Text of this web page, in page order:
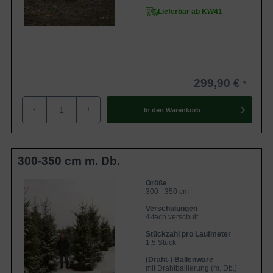
Mit der Anschaffung einer Picea omorikakönnen Sie
nichts falsch machen. Die anspruchslose Pflanze braucht
Für eine ausführliche Beratung bezüglich der Auswahl der
Sorte, stehen wir Ihnen gerne zur Verfügung.
Zur Gesamtauswahl Heckenpflanzen
Lieferbar ab KW41
299,90 €
- + In den Warenkorb
300-350 cm m. Db.
Größe
300 - 350 cm
Verschulungen
4-fach verschult
Stückzahl pro Laufmeter
1,5 Stück
(Draht-) Ballenware
mit Drahtballierung (m. Db.)